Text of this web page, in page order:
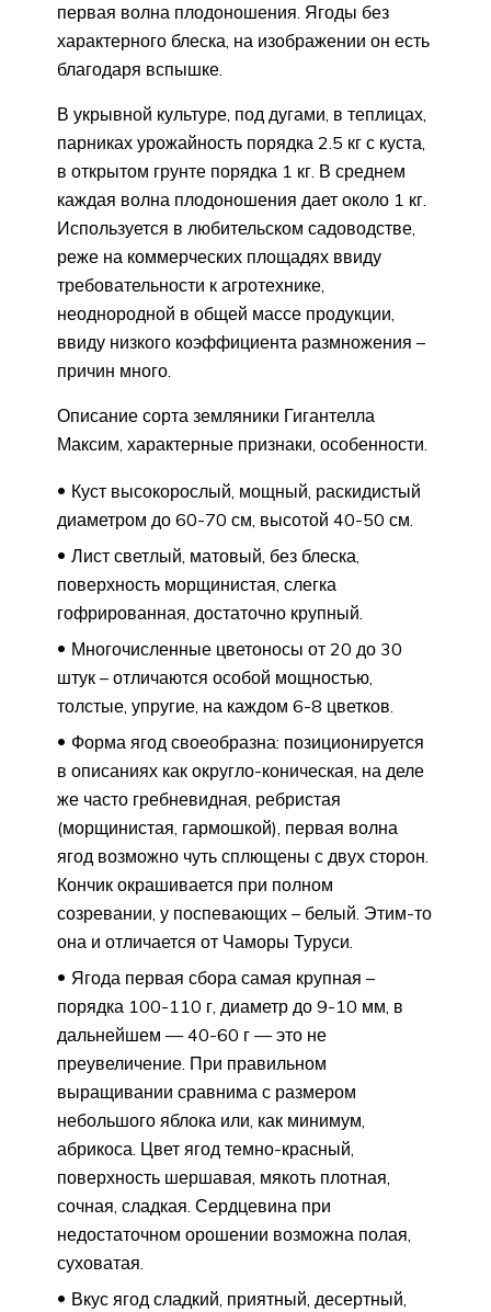
первая волна плодоношения. Ягоды без
характерного блеска, на изображении он есть
благодаря вспышке.
В укрывной культуре, под дугами, в теплицах,
парниках урожайность порядка 2.5 кг с куста,
в открытом грунте порядка 1 кг. В среднем
каждая волна плодоношения дает около 1 кг.
Используется в любительском садоводстве,
реже на коммерческих площадях ввиду
требовательности к агротехнике,
неоднородной в общей массе продукции,
ввиду низкого коэффициента размножения –
причин много.
Описание сорта земляники Гигантелла
Максим, характерные признаки, особенности.
Куст высокорослый, мощный, раскидистый
диаметром до 60-70 см, высотой 40-50 см.
Лист светлый, матовый, без блеска,
поверхность морщинистая, слегка
гофрированная, достаточно крупный.
Многочисленные цветоносы от 20 до 30
штук – отличаются особой мощностью,
толстые, упругие, на каждом 6-8 цветков.
Форма ягод своеобразна: позиционируется
в описаниях как округло-коническая, на деле
же часто гребневидная, ребристая
(морщинистая, гармошкой), первая волна
ягод возможно чуть сплющены с двух сторон.
Кончик окрашивается при полном
созревании, у поспевающих – белый. Этим-то
она и отличается от Чаморы Туруси.
Ягода первая сбора самая крупная –
порядка 100-110 г, диаметр до 9-10 мм, в
дальнейшем — 40-60 г — это не
преувеличение. При правильном
выращивании сравнима с размером
небольшого яблока или, как минимум,
абрикоса. Цвет ягод темно-красный,
поверхность шершавая, мякоть плотная,
сочная, сладкая. Сердцевина при
недостаточном орошении возможна полая,
суховатая.
Вкус ягод сладкий, приятный, десертный,